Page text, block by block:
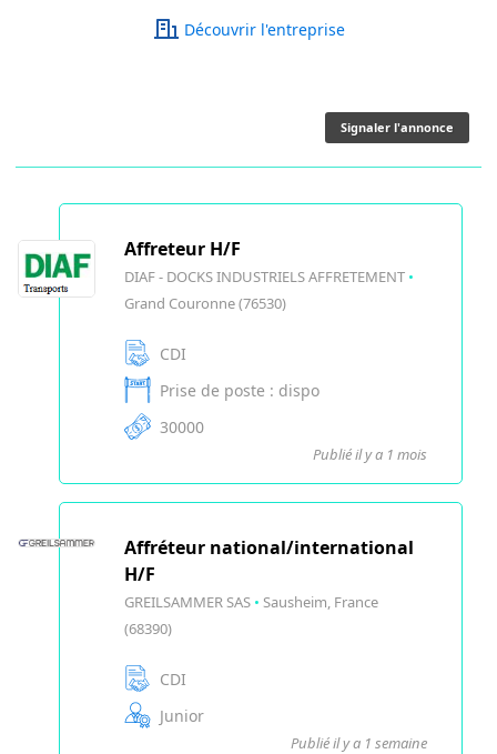
Découvrir l'entreprise
Signaler l'annonce
Affreteur H/F
DIAF - DOCKS INDUSTRIELS AFFRETEMENT •
Grand Couronne (76530)
CDI
Prise de poste : dispo
30000
Publié il y a 1 mois
Affréteur national/international
H/F
GREILSAMMER SAS • Sausheim, France
(68390)
CDI
Junior
Publié il y a 1 semaine